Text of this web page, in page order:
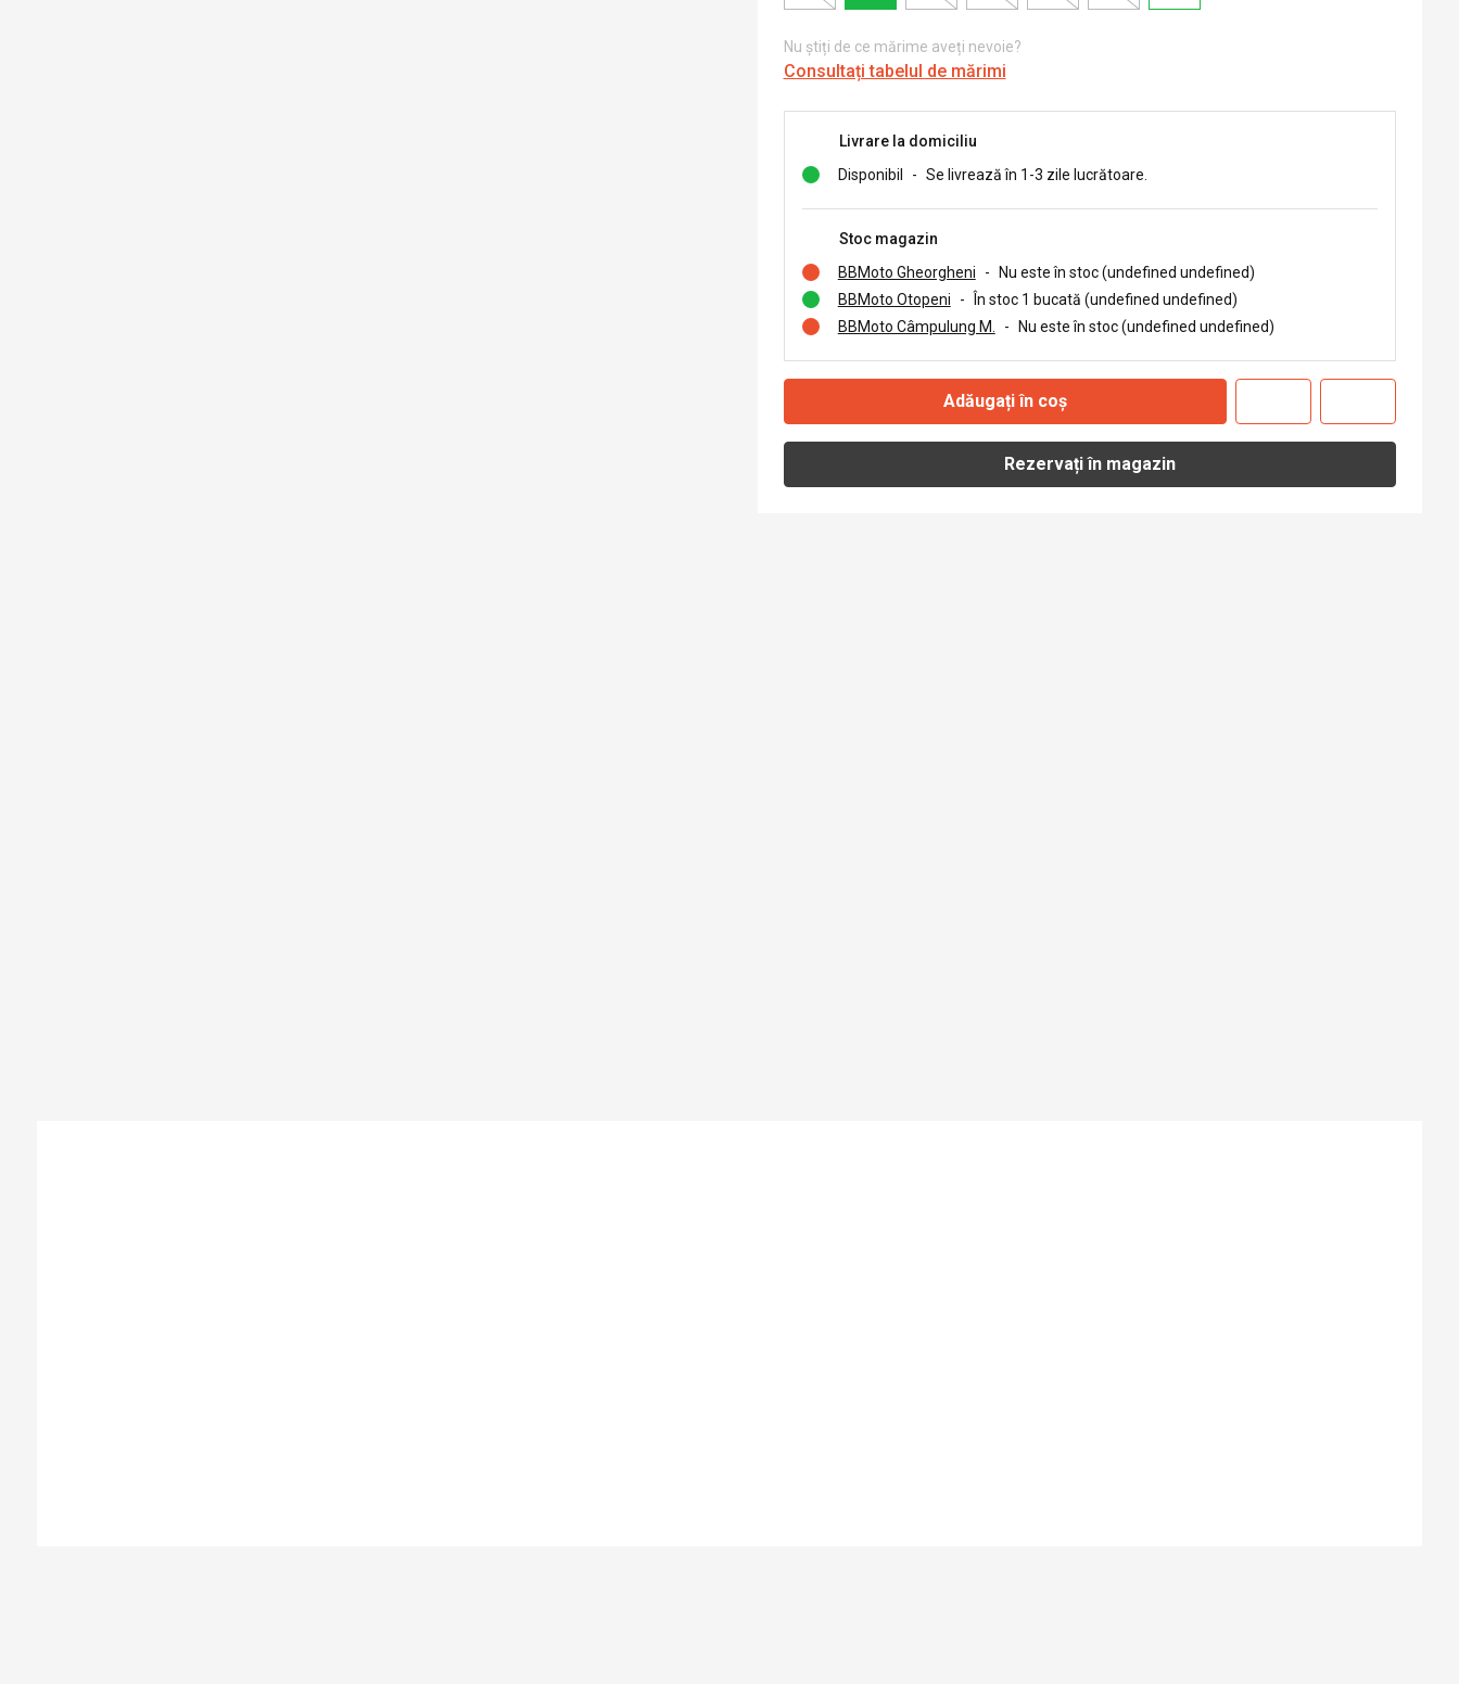
Nu știți de ce mărime aveți nevoie?
Consultați tabelul de mărimi
Livrare la domiciliu
Disponibil
- Se livrează în 1-3 zile lucrătoare.
Stoc magazin
BBMoto Gheorgheni
-
Nu este în stoc (undefined undefined)
BBMoto Otopeni
-
În stoc 1 bucată (undefined undefined)
BBMoto Câmpulung M.
- Nu este în stoc (undefined undefined)
Adăugați în coș
Rezervați în magazin